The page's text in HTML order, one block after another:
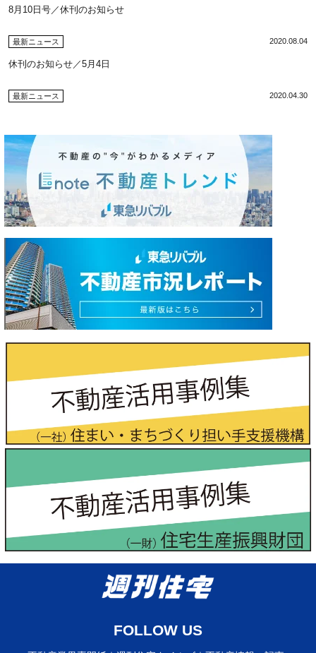
8月10日号／休刊のお知らせ
最新ニュース 2020.08.04
休刊のお知らせ／5月4日
最新ニュース 2020.04.30
FOLLOW US